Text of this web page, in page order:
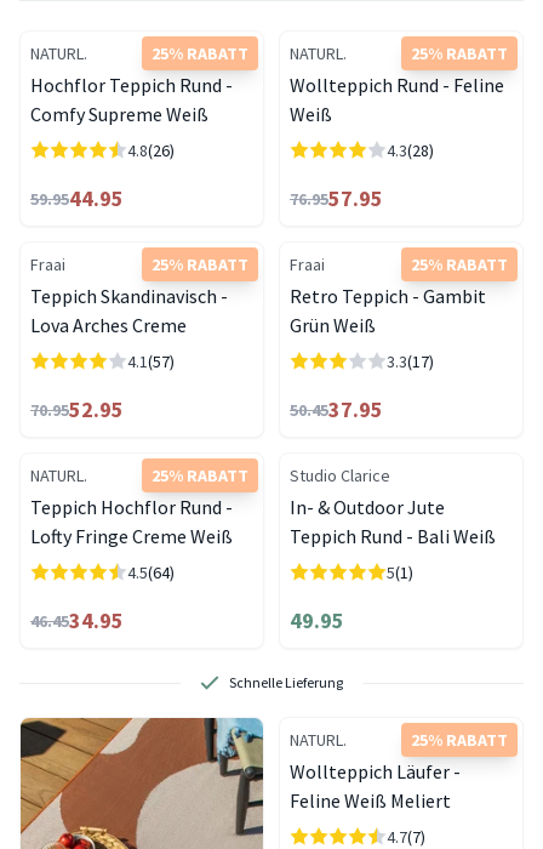
25% RABATT
NATURL.
Hochflor Teppich Rund -
Comfy Supreme Weiß
4.8(26)
59.9544.95
25% RABATT
NATURL.
Wollteppich Rund - Feline
Weiß
4.3(28)
76.9557.95
25% RABATT
Fraai
Teppich Skandinavisch -
Lova Arches Creme
4.1(57)
70.9552.95
25% RABATT
Fraai
Retro Teppich - Gambit
Grün Weiß
3.3(17)
50.4537.95
25% RABATT
NATURL.
Teppich Hochflor Rund -
Lofty Fringe Creme Weiß
4.5(64)
46.4534.95
Studio Clarice
In- & Outdoor Jute
Teppich Rund - Bali Weiß
5(1)
49.95
Schnelle Lieferung
25% RABATT
NATURL.
Wollteppich Läufer -
Feline Weiß Meliert
4.7(7)